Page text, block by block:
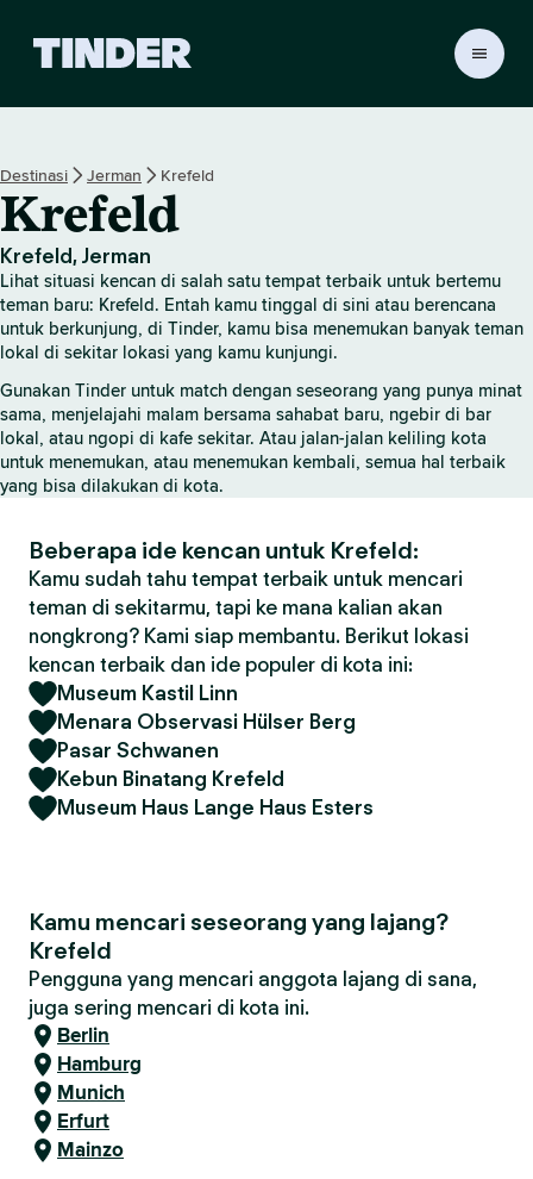
d
n
d
e
r
Destinasi Jerman Krefeld
Krefeld
Krefeld, Jerman
Lihat situasi kencan di salah satu tempat terbaik untuk bertemu
teman baru: Krefeld. Entah kamu tinggal di sini atau berencana
untuk berkunjung, di Tinder, kamu bisa menemukan banyak teman
lokal di sekitar lokasi yang kamu kunjungi.
Gunakan Tinder untuk match dengan seseorang yang punya minat
sama, menjelajahi malam bersama sahabat baru, ngebir di bar
lokal, atau ngopi di kafe sekitar. Atau jalan-jalan keliling kota
untuk menemukan, atau menemukan kembali, semua hal terbaik
yang bisa dilakukan di kota.
Beberapa ide kencan untuk Krefeld:
Kamu sudah tahu tempat terbaik untuk mencari
teman di sekitarmu, tapi ke mana kalian akan
nongkrong? Kami siap membantu. Berikut lokasi
kencan terbaik dan ide populer di kota ini:
Museum Kastil Linn
Menara Observasi Hülser Berg
Pasar Schwanen
Kebun Binatang Krefeld
Museum Haus Lange Haus Esters
Kamu mencari seseorang yang lajang?
Krefeld
Pengguna yang mencari anggota lajang di sana,
juga sering mencari di kota ini.
Berlin
Hamburg
Munich
Erfurt
Mainzo